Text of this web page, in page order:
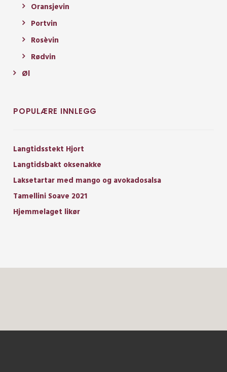
Oransjevin
Portvin
Rosèvin
Rødvin
Øl
POPULÆRE INNLEGG
Langtidsstekt Hjort
Langtidsbakt oksenakke
Laksetartar med mango og avokadosalsa
Tamellini Soave 2021
Hjemmelaget likør